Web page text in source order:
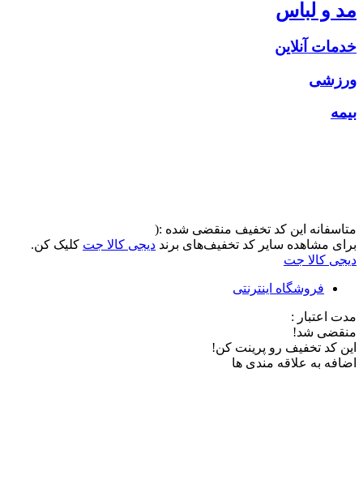
مد و لباس
خدمات آنلاین
ورزشی
بیمه
متاسفانه این کد تخفیف منقضی شده :(
برای مشاهده سایر کد تخفیف‌های برند دیجی کالا جت کلیک کن.
دیجی کالا جت
فروشگاه اینترنتی
مدت اعتبار :
منقضی شد!
این کد تخفیف رو پرینت کن!
اضافه به علاقه مندی ها